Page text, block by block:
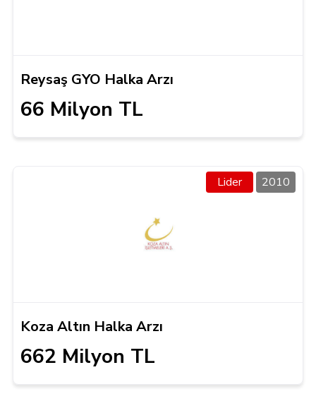
Reysaş GYO Halka Arzı
66 Milyon TL
Lider 2010
Koza Altın Halka Arzı
662 Milyon TL